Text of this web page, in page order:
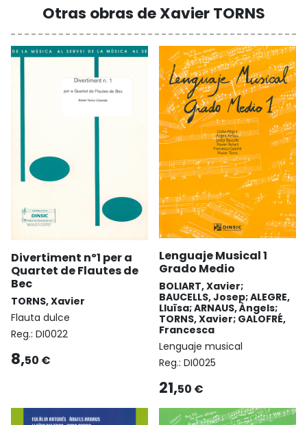
Otras obras de Xavier TORNS
Divertiment nº1 per a
Quartet de Flautes de
Bec
TORNS, Xavier
Flauta dulce
Reg.: DI0022
8,50 €
Lenguaje Musical 1
Grado Medio
BOLIART, Xavier;
BAUCELLS, Josep; ALEGRE,
Lluïsa; ARNAUS, Àngels;
TORNS, Xavier; GALOFRÉ,
Francesca
Lenguaje musical
Reg.: DI0025
21,50 €